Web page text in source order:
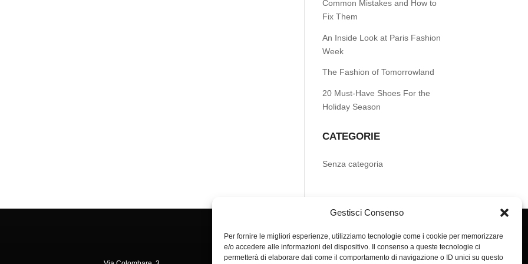
Gestisci Consenso
Per fornire le migliori esperienze, utilizziamo tecnologie come i cookie per memorizzare
e/o accedere alle informazioni del dispositivo. Il consenso a queste tecnologie ci
permetterà di elaborare dati come il comportamento di navigazione o ID unici su questo
Common Mistakes and How to
Fix Them
An Inside Look at Paris Fashion
Week
The Fashion of Tomorrowland
20 Must-Have Shoes For the
Holiday Season
CATEGORIE
Senza categoria